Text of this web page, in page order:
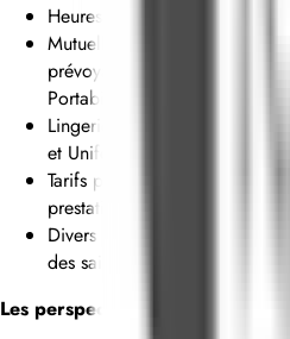
Heures supplémentaires
Mutuelle d’entreprise à des
prévoyance santé
Portabilité de la mutuelle
Lingerie à disposition du
et Uniforme entretenu par
Tarifs préférentiels pour la
prestations de coiffure
Divers avantages avec
des saisonniers de Val d’Isère.
Les perspectives :